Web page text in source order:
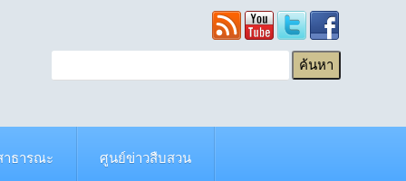
าธารณะ ศูนย์ข่าวสืบสวน